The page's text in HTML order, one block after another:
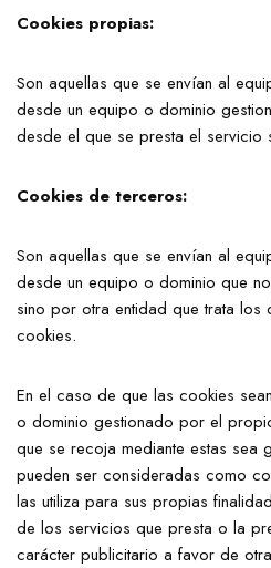
Cookies propias:
Son aquellas que se envían al
desde un equipo o dominio
desde el que se presta el servicio
Cookies de terceros:
Son aquellas que se envían al
desde un equipo o dominio que
sino por otra entidad que trata los
cookies.
En el caso de que las cookies
o dominio gestionado por el
que se recoja mediante estas sea
pueden ser consideradas como
las utiliza para sus propias
de los servicios que presta o la
carácter publicitario a favor de